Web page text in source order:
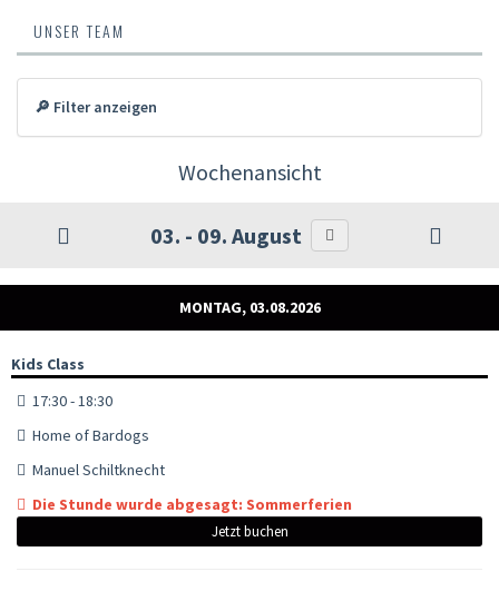
UNSER TEAM
🔎 Filter anzeigen
Wochenansicht
03. - 09. August
MONTAG, 03.08.2026
Kids Class
17:30 - 18:30
Home of Bardogs
Manuel Schiltknecht
Die Stunde wurde abgesagt: Sommerferien
Jetzt buchen